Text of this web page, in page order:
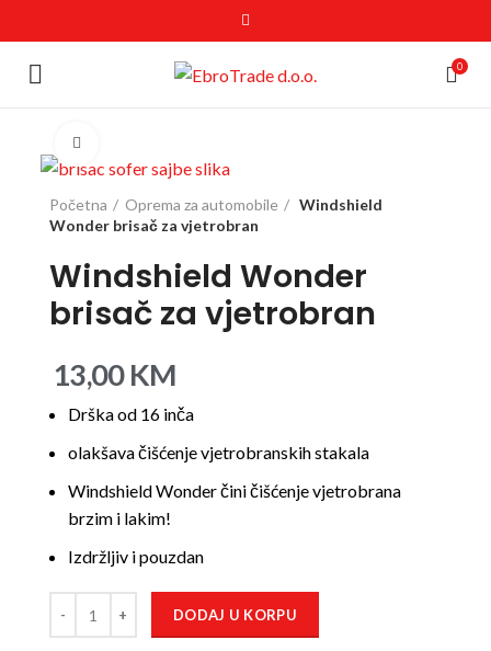
0
Početna Oprema za automobile
Windshield
Wonder brisač za vjetrobran
Windshield Wonder
brisač za vjetrobran
13,00KM
Drška od 16 inča
olakšava čišćenje vjetrobranskih stakala
Windshield Wonder čini čišćenje vjetrobrana
brzim i lakim!
Izdržljiv i pouzdan
DODAJ U KORPU